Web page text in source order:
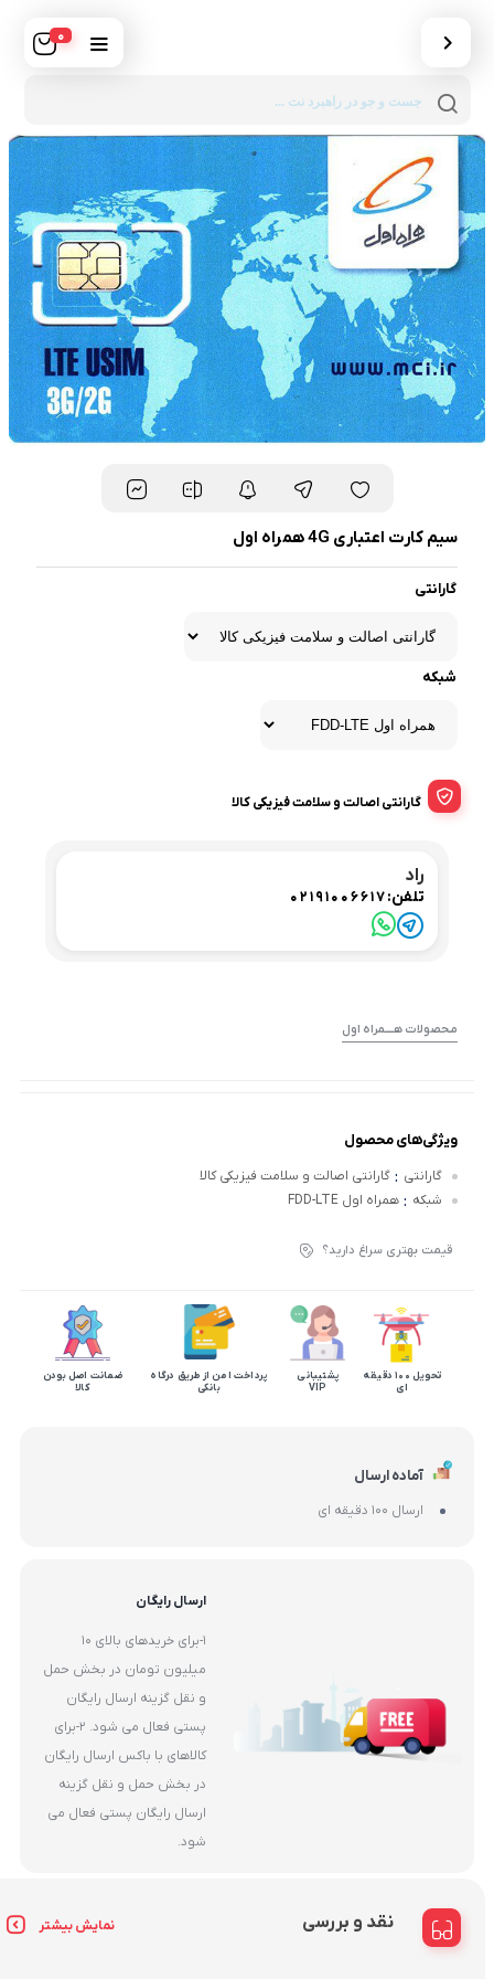
0
search
سیم کارت اعتباری 4G همراه اول
گارانتی
شبکه
گارانتی اصالت و سلامت فیزیکی کالا
راد
تلفن:02191006617
مـحصولات هــــمراه اول
ویژگی‌های محصول
گارانتی : گارانتی اصالت و سلامت فیزیکی کالا
شبکه : همراه اول FDD-LTE
قیمت بهتری سراغ دارید؟
تحویل 100 دقیقه
ای
پشتیبانی
VIP
پرداخت امن از طریق درگاه
بانکی
ضمانت اصل بودن
کالا
آماده ارسال
ارسال 100 دقیقه ای
ارسال رایگان
1-برای خریدهای بالای 10
میلیون تومان در بخش حمل
و نقل گزینه ارسال رایگان
پستی فعال می شود. 2-برای
کالاهای با باکس ارسال رایگان
در بخش حمل و نقل گزینه
ارسال رایگان پستی فعال می
شود.
نقد و بررسی نمایش بیشتر